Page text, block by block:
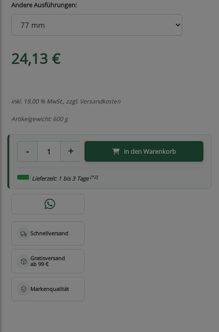
Andere Ausführungen:
24,13 €
inkl. 19,00 % MwSt., zzgl. Versandkosten
Artikelgewicht: 600 g
in den Warenkorb
Lieferzeit: 1 bis 3 Tage[*2]